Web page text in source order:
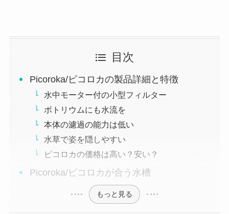
目次
Picoroka/ピコロカの製品詳細と特徴
水中モーター付の小型フィルター
ボトリウムにも水流を
本体の濾過の能力は低い
水草で姿を隠しやすい
ピコロカの価格は高い？安い？
Picoroka/ピコロカが合う水槽
もっと見る